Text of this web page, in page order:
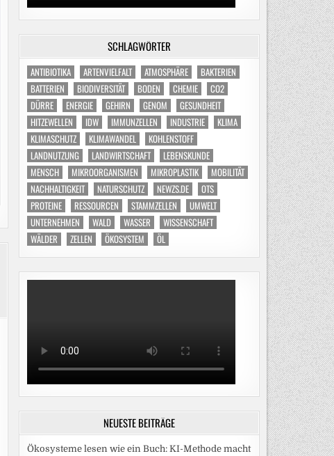
SCHLAGWÖRTER
ANTIBIOTIKA ARTENVIELFALT ATMOSPHÄRE
BAKTERIEN
BATTERIEN
BIODIVERSITÄT BODEN CHEMIE
CO2
DÜRRE
ENERGIE GEHIRN GENOM
GESUNDHEIT
HITZEWELLEN
IDW IMMUNZELLEN INDUSTRIE
KLIMA
KLIMASCHUTZ
KLIMAWANDEL
KOHLENSTOFF
LANDNUTZUNG
LANDWIRTSCHAFT
LEBENSKUNDE
MENSCH
MIKROORGANISMEN MIKROPLASTIK
MOBILITÄT
NACHHALTIGKEIT
NATURSCHUTZ NEWZS.DE
OTS
PROTEINE
RESSOURCEN STAMMZELLEN
UMWELT
UNTERNEHMEN
WALD WASSER
WISSENSCHAFT
WÄLDER
ZELLEN ÖKOSYSTEM ÖL
NEUESTE BEITRÄGE
Ökosysteme lesen wie ein Buch: KI-Methode macht